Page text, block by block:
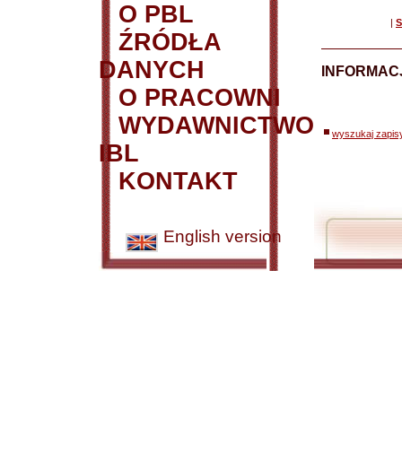
O PBL
ŹRÓDŁA
DANYCH
O PRACOWNI
WYDAWNICTWO
IBL
KONTAKT
English version
|
wyszukaj